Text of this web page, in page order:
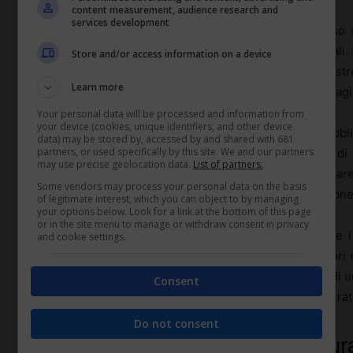
La costruzione delbilancio preventivo
parte spesso
ministeriali, sostegno degli enti locali, spese
di incasso e di progetto. L’amministrazione lavora a
per stimare, con un certo realismo, cosa accadrà in
Larendicontazioneè uno snodo delicato. Bandi
richiedono documentazione puntuale: giustificativi
presenze, report attività. Un errore formale può
teatri si dotano di figure specializzate in
Nel rapporto tra pubblico e privato cambiano
arrivano spesso con ritardi strutturali, mentre
cassae della liquidità diventa quindi
credito, programmazione di pagamenti, gestione
Comunicazione, marketing
content measurement, audience research and
services development
Store and/or access information on a device
Learn more
Your personal data will be processed and information from
your device (cookies, unique identifiers, and other device
data) may be stored by, accessed by and shared with 681
partners, or used specifically by this site. We and our partners
may use precise geolocation data. List of partners.
Some vendors may process your personal data on the basis
of legitimate interest, which you can object to by managing
your options below. Look for a link at the bottom of this page
or in the site menu to manage or withdraw consent in privacy
and cookie settings.
Consent
Do not consent